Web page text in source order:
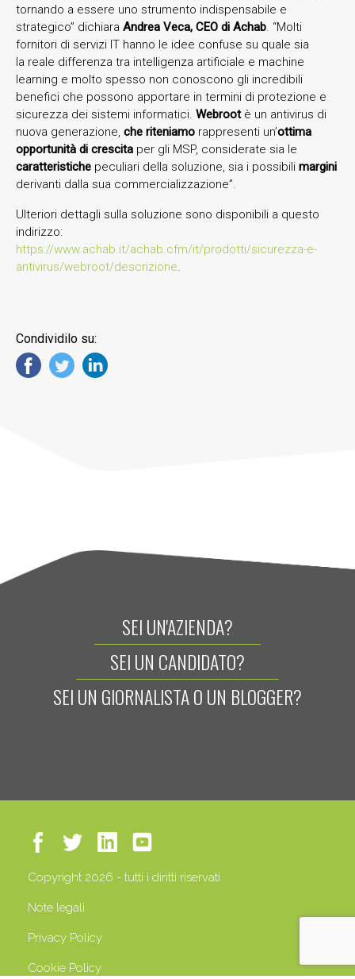
tornando a essere uno strumento indispensabile e
strategico” dichiara Andrea Veca, CEO di Achab. “Molti
fornitori di servizi IT hanno le idee confuse su quale sia
la reale differenza tra intelligenza artificiale e machine
learning e molto spesso non conoscono gli incredibili
benefici che possono apportare in termini di protezione e
sicurezza dei sistemi informatici. Webrootè un antivirus di
nuova generazione, che riteniamo rappresenti un’ottima
opportunità di crescita per gli MSP, considerate sia le
caratteristiche peculiari della soluzione, sia i possibili margini
derivanti dalla sua commercializzazione”.
Ulteriori dettagli sulla soluzione sono disponibili a questo
indirizzo:
https://www.achab.it/achab.cfm/it/prodotti/sicurezza-e-
antivirus/webroot/descrizione.
Condividilo su:
SEI UN'AZIENDA?
SEI UN CANDIDATO?
SEI UN GIORNALISTA O UN BLOGGER?
Copyright 2026 - tutti i diritti riservati
Note legali
Privacy Policy
Cookie Policy